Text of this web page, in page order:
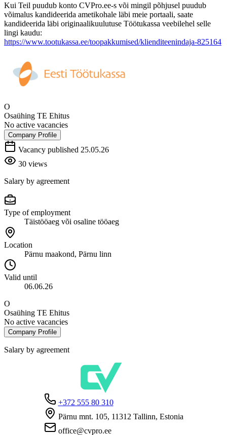
Kui Teil puudub konto CVPro.ee-s või mingil põhjusel puudub
võimalus kandideerida ametikohale läbi meie portaali, saate
kandideerida läbi originaalikuulutuse Töötukassa veebilehel selle
lingi kaudu:
https://www.tootukassa.ee/toopakkumised/klienditeenindaja-825164
O
Osaühing TE Ehitus
No active vacancies
Company Profile
Vacancy published 25.05.26
30 views
Salary by agreement
Type of employment
Täistööaeg või osaline tööaeg
Location
Pärnu maakond, Pärnu linn
Valid until
06.06.26
O
Osaühing TE Ehitus
No active vacancies
Company Profile
Salary by agreement
+372 555 80 310
Pärnu mnt. 105, 11312 Tallinn, Estonia
office@cvpro.ee